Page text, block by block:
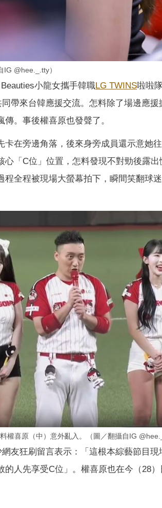
@hee._.tty）
小龍女攜手韓職LG TWINS啦啦
同帶來台韓應援交流。怎料除了場邊應
。事後權喜原也發聲了。
在旁邊角落，後來身旁成員還示意她
「C位」位置，怎料發現不對勁後露
全程被現場大螢幕拍下，瞬間笑翻球
喜原（中）意外亂入。（圖／翻攝自IG
友狂刷留言表示：「這根本綜藝節目
人先享受C位」。權喜原也在今（28